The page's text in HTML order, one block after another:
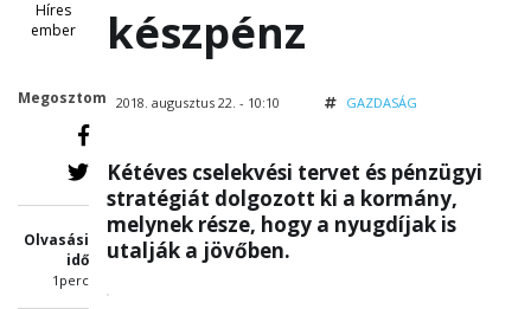
Híres
ember
Megosztom
Olvasási
idő
1perc
készpénz
2018. augusztus 22. - 10:10 GAZDASÁG
Kétéves cselekvési tervet és pénzügyi
stratégiát dolgozott ki a kormány,
melynek része, hogy a nyugdíjak is
utalják a jövőben.